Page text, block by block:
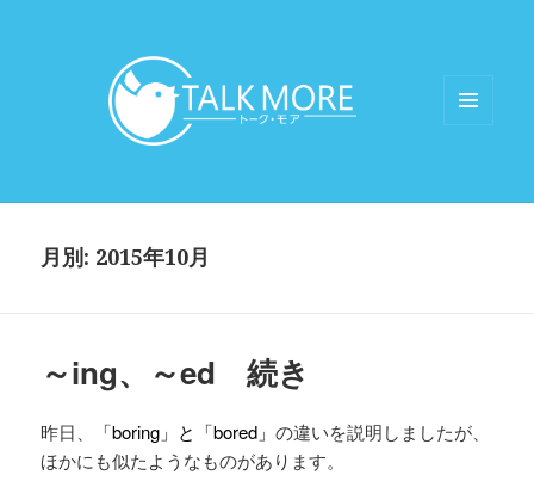
ット
月別: 2015年10月
～ing、～ed 続き
昨日、 「boring」と「bored」の違いを説明しましたが、
ほかにも似たようなものがあります。